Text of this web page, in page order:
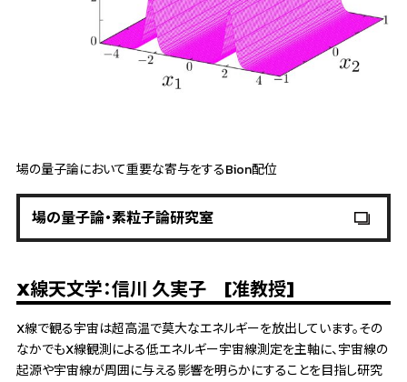
場の量子論において重要な寄与をするBion配位
場の量子論・素粒子論研究室
X線天文学：信川 久実子 [准教授]
X線で観る宇宙は超高温で莫大なエネルギーを放出しています。その
なかでもX線観測による低エネルギー宇宙線測定を主軸に、宇宙線の
起源や宇宙線が周囲に与える影響を明らかにすることを目指し研究